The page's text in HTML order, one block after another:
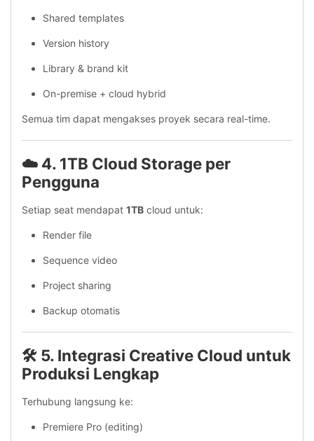
Shared templates
Version history
Library & brand kit
On-premise + cloud hybrid
Semua tim dapat mengakses proyek secara real-time.
☁️ 4. 1TB Cloud Storage per
Pengguna
Setiap seat mendapat 1TB cloud untuk:
Render file
Sequence video
Project sharing
Backup otomatis
🛠 5. Integrasi Creative Cloud untuk
Produksi Lengkap
Terhubung langsung ke:
Premiere Pro (editing)